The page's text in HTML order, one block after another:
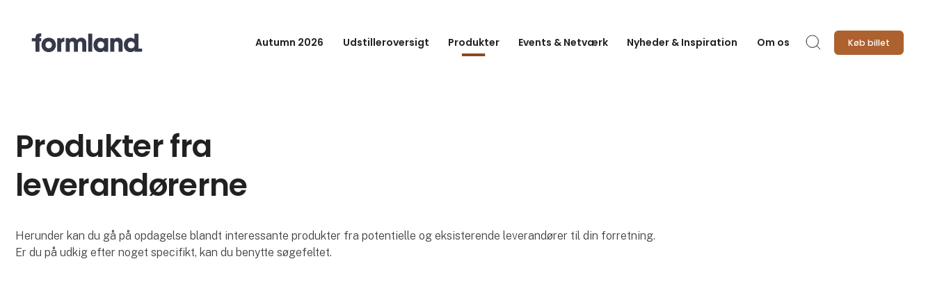
Autumn 2026 Udstilleroversigt Produkter Events & Netværk Nyheder & Inspiration Om os Søg Køb billet
Produkter fra
leverandørerne
Herunder kan du gå på opdagelse blandt interessante produkter fra potentielle og eksisterende leverandører til din forretning.
Er du på udkig efter noget specifikt, kan du benytte søgefeltet.